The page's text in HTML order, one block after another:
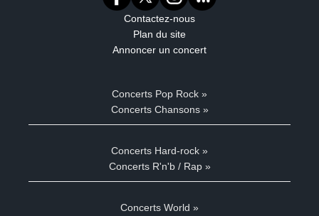
Contactez-nous
Plan du site
Annoncer un concert
Concerts Pop Rock »
Concerts Chansons »
Concerts Hard-rock »
Concerts R'n'b / Rap »
Concerts World »